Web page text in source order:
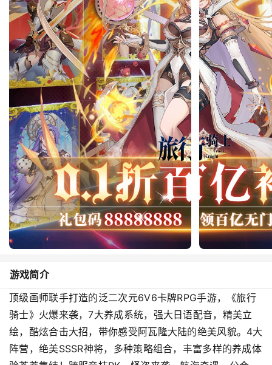
游戏简介
顶级画师联手打造的泛二次元6V6卡牌RPG手游，《旅行
骑士》火爆来袭，7大养成系统，强大日语配音，精美立
绘，酷炫合击大招，带你感受阿瓦隆大陆的绝美风貌。4大
阵营，绝美SSSR神将，多种策略组合，丰富多样的养成体